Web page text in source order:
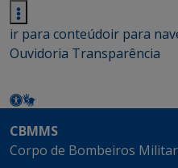
ir para conteúdoir para
Ouvidoria Transparência
CBMMS
Corpo de Bombeiros